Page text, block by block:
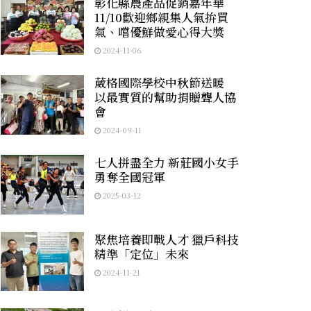
11/10歡迎鄉親集人氣拚買
氣、嚐優鮮做愛心得大獎
2024-11-06
葳格國際學校中秋節送暖
以最實質的幫助捐贈聾人協
會
2024-09-11
七人拼盡全力 新莊國小女手
勇奪全國冠軍
2025-03-12
聚焦培養即戰人才 獵戶科技
精準「定位」未來
2024-11-21